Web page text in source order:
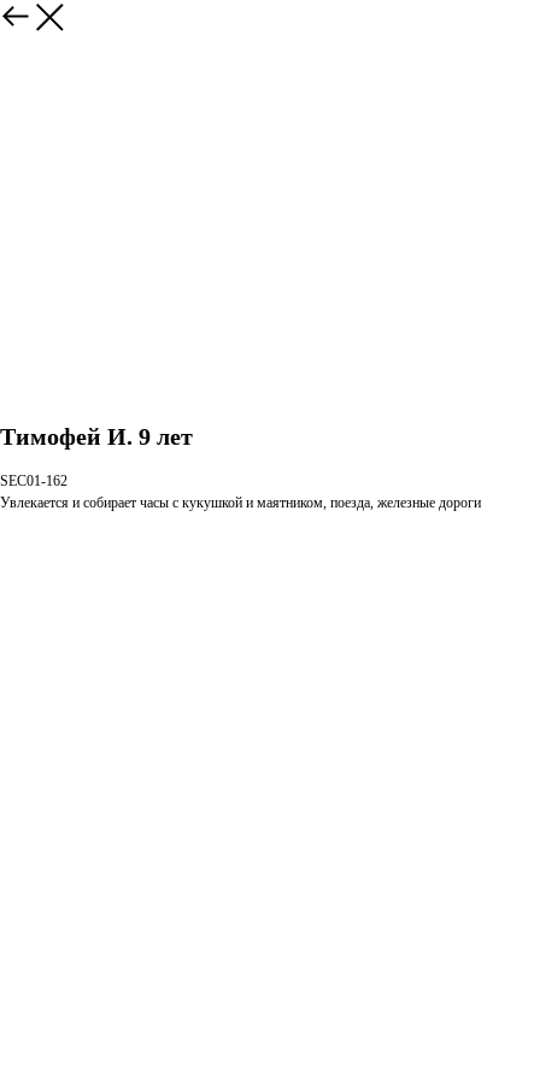
Тимофей И. 9 лет
SEC01-162
Увлекается и собирает часы с кукушкой и маятником, поезда, железные дороги